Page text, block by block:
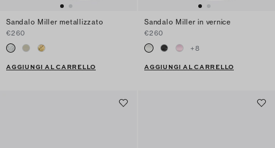
Sandalo Miller metallizzato
€260
AGGIUNGI AL CARRELLO
Sandalo Miller in vernice
€260
+8
AGGIUNGI AL CARRELLO